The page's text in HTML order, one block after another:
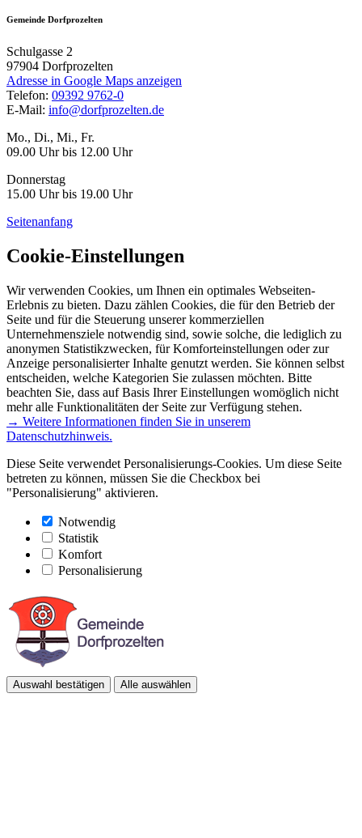
Gemeinde Dorfprozelten
Schulgasse 2
97904 Dorfprozelten
Adresse in Google Maps anzeigen
Telefon: 09392 9762-0
E-Mail: info@dorfprozelten.de
Mo., Di., Mi., Fr.
09.00 Uhr bis 12.00 Uhr
Donnerstag
15.00 Uhr bis 19.00 Uhr
Seitenanfang
Cookie-Einstellungen
Wir verwenden Cookies, um Ihnen ein optimales Webseiten-
Erlebnis zu bieten. Dazu zählen Cookies, die für den Betrieb der
Seite und für die Steuerung unserer kommerziellen
Unternehmensziele notwendig sind, sowie solche, die lediglich zu
anonymen Statistikzwecken, für Komforteinstellungen oder zur
Anzeige personalisierter Inhalte genutzt werden. Sie können selbst
entscheiden, welche Kategorien Sie zulassen möchten. Bitte
beachten Sie, dass auf Basis Ihrer Einstellungen womöglich nicht
mehr alle Funktionalitäten der Seite zur Verfügung stehen.
→ Weitere Informationen finden Sie in unserem
Datenschutzhinweis.
Diese Seite verwendet Personalisierungs-Cookies. Um diese Seite
betreten zu können, müssen Sie die Checkbox bei
"Personalisierung" aktivieren.
Notwendig
Statistik
Komfort
Personalisierung
Auswahl bestätigen Alle auswählen